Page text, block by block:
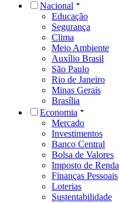
Nacional
Educação
Segurança
Clima
Meio Ambiente
Auxílio Brasil
São Paulo
Rio de Janeiro
Minas Gerais
Brasília
Economia
Mercado
Investimentos
Banco Central
Bolsa de Valores
Imposto de Renda
Finanças Pessoais
Loterias
Sustentabilidade